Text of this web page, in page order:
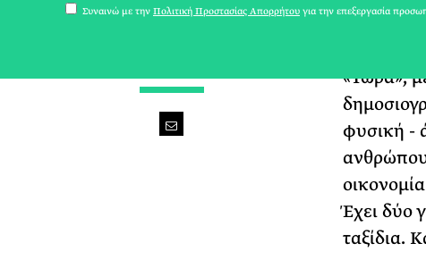
γονέων,
«Τώρα»,
φυσική -
Έχει δύο
ταξίδια.
Συναινώ με την Πολιτική Προστασίας Απορρήτου για την επεξεργασία